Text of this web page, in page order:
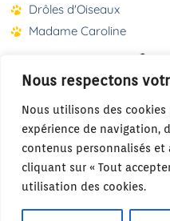
Nous respectons
Nous utilisons des
expérience de navigation,
contenus personnalisés et
cliquant sur « Tout
utilisation des cookies.
Drôles d'Oiseaux
Madame Caroline
Les spectacles jeune
Noire se jouent en Drôme,